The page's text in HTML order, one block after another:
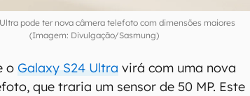
pode ter nova câmera telefoto com dimensões maiores
(Imagem: Divulgação/Sasmung)
oGalaxy S24 Ultra virá com uma nova
que traria um sensor de 50 MP. Este